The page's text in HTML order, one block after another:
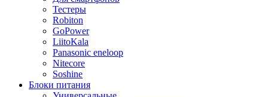
Тестеры
Robiton
GoPower
LiitoKala
Panasonic eneloop
Nitecore
Soshine
Блоки питания